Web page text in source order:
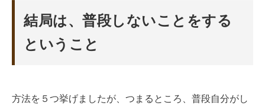
結局は、普段しないことをする
ということ
方法を５つ挙げましたが、つまるところ、普段自分がし